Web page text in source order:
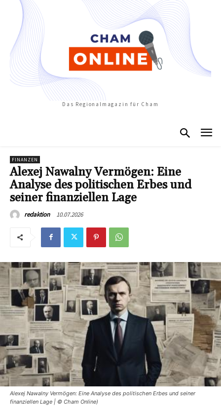
Das Regionalmagazin für Cham
FINANZEN
Alexej Nawalny Vermögen: Eine
Analyse des politischen Erbes und
seiner finanziellen Lage
redaktion 10.07.2026
Alexej Nawalny Vermögen: Eine Analyse des politischen Erbes und seiner
finanziellen Lage | © Cham Online)